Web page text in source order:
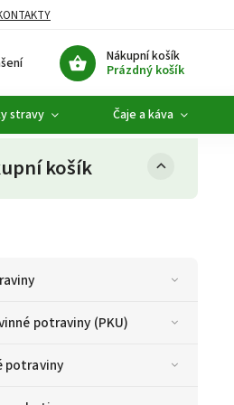
Nákupní košík
Prázdný košík
stravy Čaje a káva
košík
potraviny (PKU)
potraviny